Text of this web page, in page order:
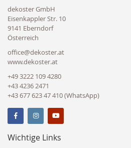
dekoster GmbH
Eisenkappler Str. 10
9141 Eberndorf
Österreich
office@dekoster.at
www.dekoster.at
+49 3222 109 4280
+43 4236 2471
+43 677 623 47 410 (WhatsApp)
Wichtige Links